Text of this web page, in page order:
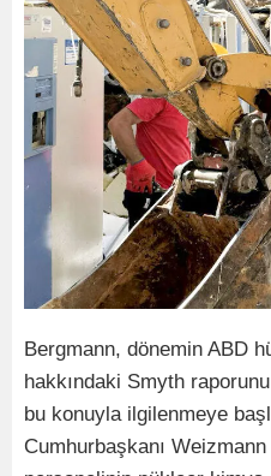
Bergmann, dönemin ABD
hakkındaki Smyth
bu konuyla ilgilenmeye
Cumhurbaşkanı